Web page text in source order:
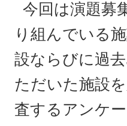
今回は演題募
り組んでいる
設ならびに過
ただいた施設
査するアンケ